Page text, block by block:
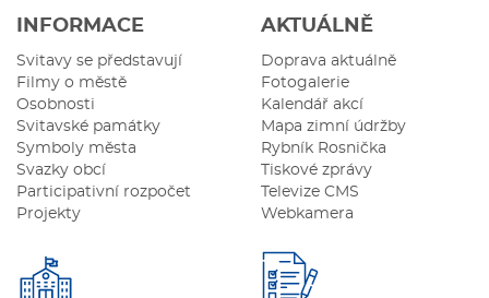
INFORMACE
Svitavy se představují
Filmy o městě
Osobnosti
Svitavské památky
Symboly města
Svazky obcí
Participativní rozpočet
Projekty
AKTUÁLNĚ
Doprava aktuálně
Fotogalerie
Kalendář akcí
Mapa zimní údržby
Rybník Rosnička
Tiskové zprávy
Televize CMS
Webkamera